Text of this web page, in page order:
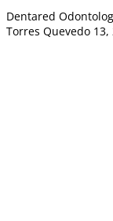
Dentared
Torres Quevedo 13,